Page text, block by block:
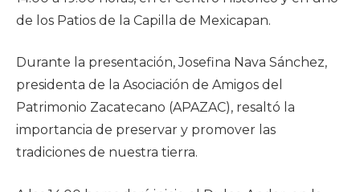
de los Patios de la Capilla de Mexicapan.
Durante la presentación, Josefina Nava Sánchez,
presidenta de la Asociación de Amigos del
Patrimonio Zacatecano (APAZAC), resaltó la
importancia de preservar y promover las
tradiciones de nuestra tierra.